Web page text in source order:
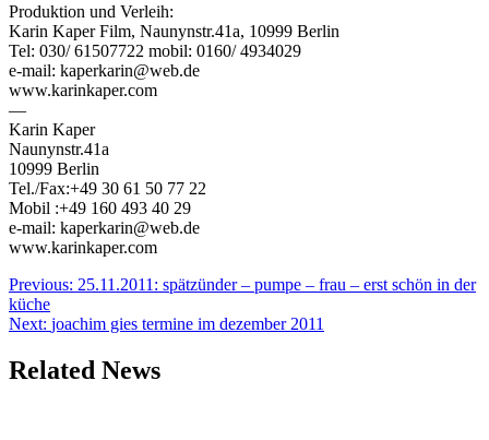
Produktion und Verleih:
Karin Kaper Film, Naunynstr.41a, 10999 Berlin
Tel: 030/ 61507722 mobil: 0160/ 4934029
e-mail: kaperkarin@web.de
www.karinkaper.com
—
Karin Kaper
Naunynstr.41a
10999 Berlin
Tel./Fax:+49 30 61 50 77 22
Mobil :+49 160 493 40 29
e-mail: kaperkarin@web.de
www.karinkaper.com
Beitragsnavigation
Previous: 25.11.2011: spätzünder – pumpe – frau – erst schön in der
küche
Next: joachim gies termine im dezember 2011
Related News